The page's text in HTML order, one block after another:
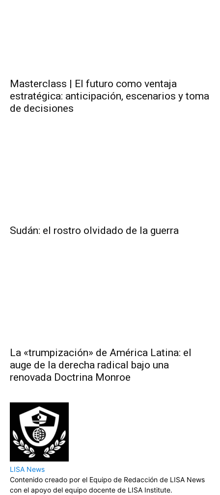
Masterclass | El futuro como ventaja
estratégica: anticipación, escenarios y toma
de decisiones
Sudán: el rostro olvidado de la guerra
La «trumpización» de América Latina: el
auge de la derecha radical bajo una
renovada Doctrina Monroe
LISA News
Contenido creado por el Equipo de Redacción de LISA News
con el apoyo del equipo docente de LISA Institute.